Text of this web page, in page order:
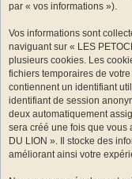
par « vos informations »).
Vos informations sont
naviguant sur « LES
plusieurs cookies. Les
fichiers temporaires de
contiennent un identifiant
identifiant de session
deux automatiquement
sera créé une fois que vous
DU LION ». Il stocke des
améliorant ainsi votre